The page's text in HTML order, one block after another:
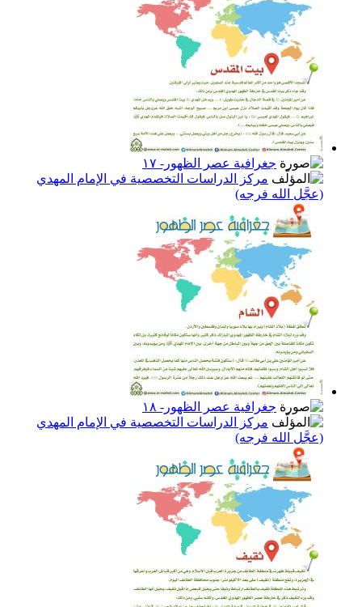
جغرافية عصر الظهور- ١٧
مركز الدراسات التخصصية في الإمام المهدي
(عجَّل الله فرجه)
جغرافية عصر الظهور- ١٨
مركز الدراسات التخصصية في الإمام المهدي
(عجَّل الله فرجه)